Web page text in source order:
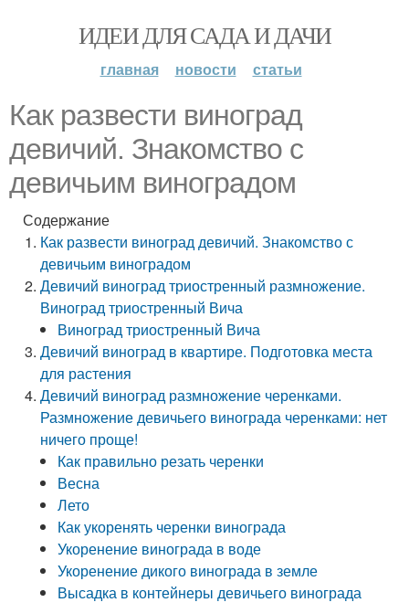
ИДЕИ ДЛЯ САДА И ДАЧИ
главная новости статьи
Как развести виноград
девичий. Знакомство с
девичьим виноградом
Содержание
Как развести виноград девичий. Знакомство с
девичьим виноградом
Девичий виноград триостренный размножение.
Виноград триостренный Вича
Виноград триостренный Вича
Девичий виноград в квартире. Подготовка места
для растения
Девичий виноград размножение черенками.
Размножение девичьего винограда черенками: нет
ничего проще!
Как правильно резать черенки
Весна
Лето
Как укоренять черенки винограда
Укоренение винограда в воде
Укоренение дикого винограда в земле
Высадка в контейнеры девичьего винограда